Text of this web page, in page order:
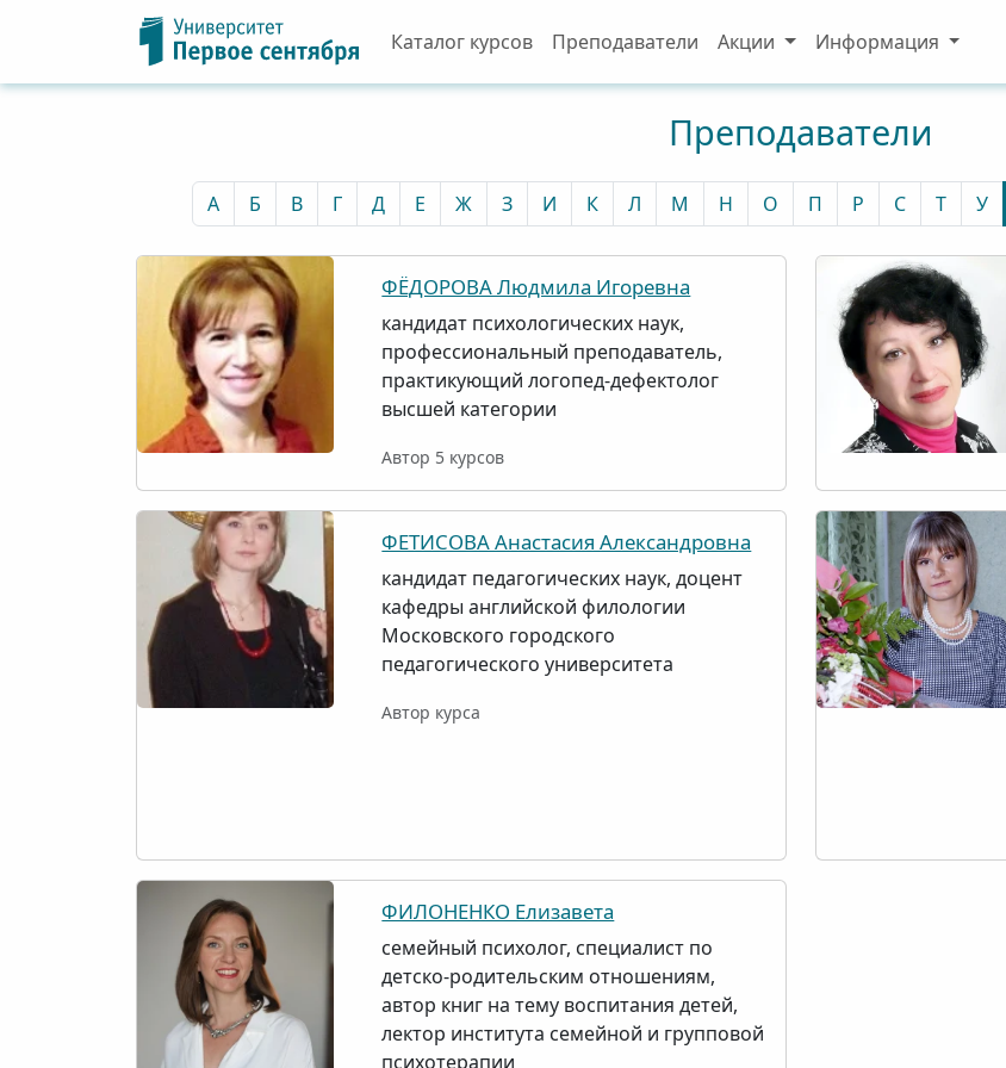
Каталог курсов Преподаватели Акции Информация
Преподаватели
А Б В Г Д Е Ж З И К Л М Н О П Р С Т У
ФЁДОРОВА Людмила Игоревна
кандидат психологических наук,
профессиональный преподаватель,
практикующий логопед-дефектолог
высшей категории
Автор 5 курсов
ФЕТИСОВА Анастасия Александровна
кандидат педагогических наук, доцент
кафедры английской филологии
Московского городского
педагогического университета
Автор курса
ФИЛОНЕНКО Елизавета
семейный психолог, специалист по
детско-родительским отношениям,
автор книг на тему воспитания детей,
лектор института семейной и групповой
психотерапии